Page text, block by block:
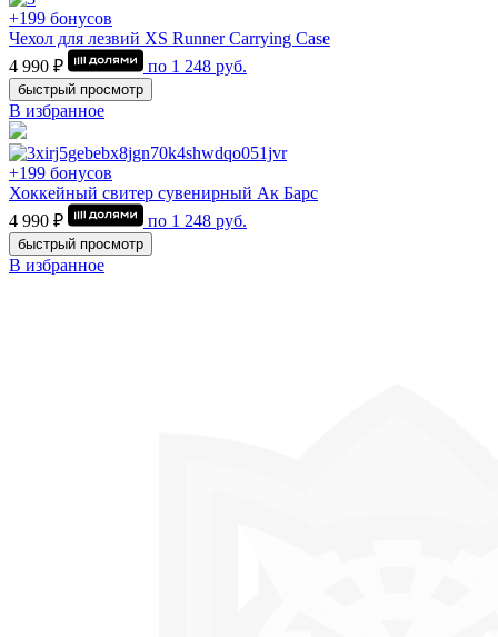
+199 бонусов
Чехол для лезвий XS Runner Carrying Case
4 990 ₽
по 1 248 руб.
быстрый просмотр
В избранное
+199 бонусов
Хоккейный свитер сувенирный Ак Барс
4 990 ₽
по 1 248 руб.
быстрый просмотр
В избранное